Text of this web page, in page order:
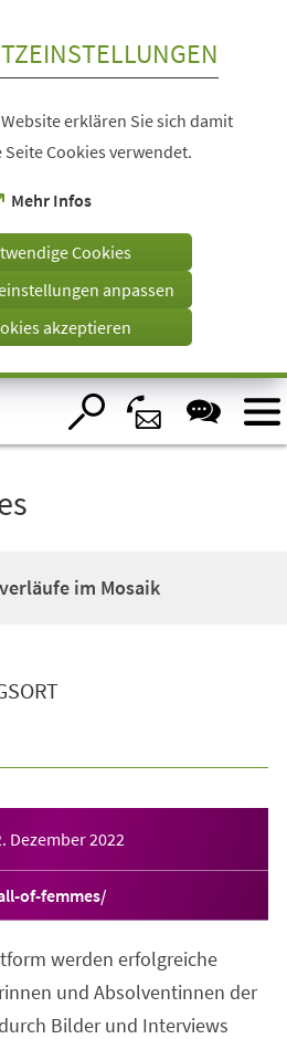
erklären Sie sich damit
Cookies verwendet.
Mehr Infos
Cookies
anpassen
akzeptieren
im Mosaik
Dezember 2022
of-femmes/
werden erfolgreiche
und Absolventinnen der
Bilder und Interviews